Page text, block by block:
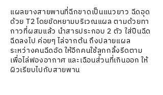
แผลยางสายพานที่ฉีกขาดเป็นแนวยาว ฉีดอุด
ด้วย T2 โดยขัดหยามบริเวณแผล ตามด้วยทา
กาวที่ผสมแล้ว นำสารประกอบ 2 ตัว ใส่ปืนฉีด
ฉีดลงไป ค่อยๆ ไล่จากต้น ถึงปลายแผล
ระหว่างคนฉีดอัด ให้อีกคนใช้ลูกกลิ้งรีดตาม
เพื่อไล่ฟองอากาศ และเฉือนส่วนที่เกินออก ให้
ผิวเรียบไปกับสายพาน